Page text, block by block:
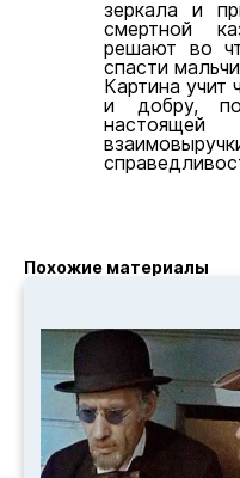
зеркала и
смертной
решают во
спасти
Картина учит
и добру,
Похожие материалы